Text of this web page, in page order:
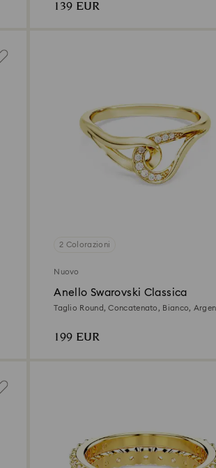
139 EUR
2 Colorazioni
Nuovo
Anello Swarovski Classica
Taglio Round, Concatenato, Bianco,
199 EUR